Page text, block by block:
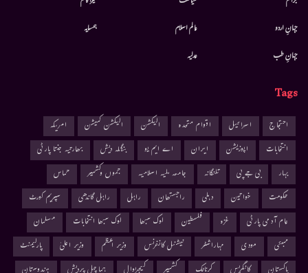
جہانِ اردو
جہانِ طب
عالم اسلام
عدلیہ
ہمسایہ
Tags
احتجاج اسرائیل اقوام متحدہ الیکشن الیکشن کمیشن
امریکہ
انتخابات
اپوزیشن ایران اے ایم یو بنگلہ دیش
بھارتیہ جنتا پارٹی
بہار
بی جے پی تلنگانہ جامعہ ملیہ اسلامیہ جموں وکشمیر
حماس
حکومت
خواتین دہلی راجستھان راہل راہل گاندھی
سپریم کورٹ
عام آدمی پارٹی
غزہ فلسطین لوک سبھا لوک سبھا انتخابات
مسلمان
ممبئی
مودی مہاراشٹر نیشنل کانفرنس وزیر اعظم وزیر اعلیٰ
پارلیمنٹ